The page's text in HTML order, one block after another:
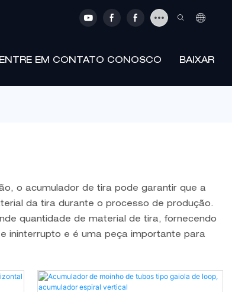
ENTRE EM CONTATO CONOSCO BAIXAR
o acumulador de tira pode garantir que a
da tira durante o processo de produção.
quantidade de material de tira, fornecendo
ininterrupto e é uma peça importante para